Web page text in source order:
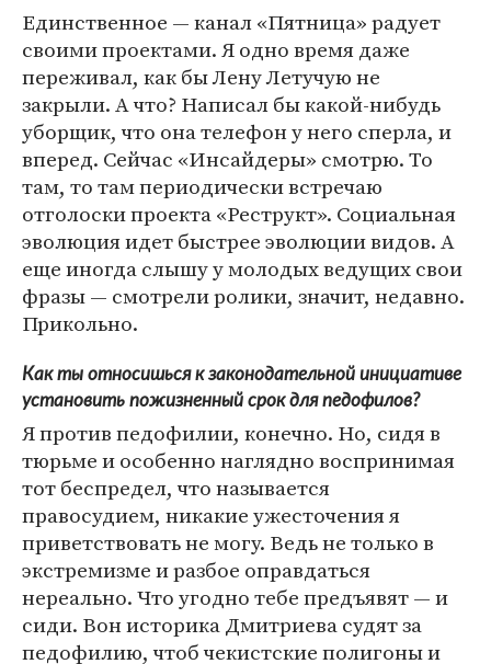
Единственное — канал «Пятница» радует
своими проектами. Я одно время даже
переживал, как бы Лену Летучую не
закрыли. А что? Написал бы какой-нибудь
уборщик, что она телефон у него сперла, и
вперед. Сейчас «Инсайдеры» смотрю. То
там, то там периодически встречаю
отголоски проекта «Реструкт». Социальная
эволюция идет быстрее эволюции видов. А
еще иногда слышу у молодых ведущих свои
фразы — смотрели ролики, значит, недавно.
Прикольно.
Как ты относишься к законодательной инициативе
установить пожизненный срок для педофилов?
Я против педофилии, конечно. Но, сидя в
тюрьме и особенно наглядно воспринимая
тот беспредел, что называется
правосудием, никакие ужесточения я
приветствовать не могу. Ведь не только в
экстремизме и разбое оправдаться
нереально. Что угодно тебе предъявят — и
сиди. Вон историка Дмитриева судят за
педофилию, чтоб чекистские полигоны и